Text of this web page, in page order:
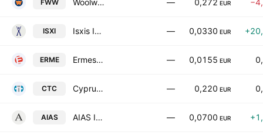
FWW Woolworth (Cyprus) Properties PLC — 0,272 EUR
ISXI Isxis Investment Public Ltd. — 0,0330 EUR
ERME Ermes Department Stores PLC — 0,0155 EUR
CTC Cyprus Trading Corporation Plc — 0,220 EUR
AIAS AIAS Investment Public Ltd. — 0,0700 EUR